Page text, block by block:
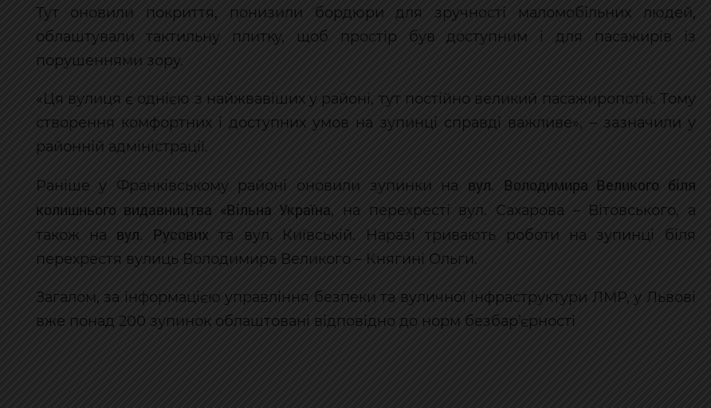
Тут оновили покриття, понизили бордюри для зручності маломобільних людей,
облаштували тактильну плитку, щоб простір був доступним і для пасажирів із
порушеннями зору.
«Ця вулиця є однією з найжвавіших у районі, тут постійно великий пасажиропотік. Тому
створення комфортних і доступних умов на зупинці справді важливе», – зазначили у
районній адміністрації.
Раніше у Франківському районі оновили зупинки на вул. Володимира Великого біля
колишнього видавництва «Вільна Україна, на перехресті вул. Сахарова – Вітовського, а
також на вул. Русових та вул. Київській. Наразі тривають роботи на зупинці біля
перехрестя вулиць Володимира Великого – Княгині Ольги.
Загалом, за інформацією управління безпеки та вуличної інфраструктури ЛМР, у Львові
вже понад 200 зупинок облаштовані відповідно до норм безбар’єрності